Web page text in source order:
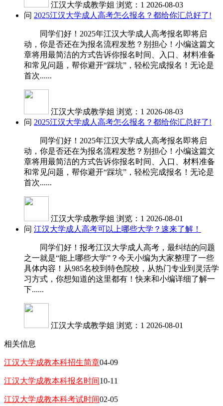
江汉大学成教学姐 浏览：1 2026-08-03
问 2025江汉大学成人高考怎么报名？都给你汇总好了!
同学们好！2025年江汉大学成人高考报名即将启
动，你是否还在为报名流程发愁？别担心！小编这篇文
章将用最简洁的方式告诉你报名时间、入口、材料准备
和常见问题，帮你避开“踩坑”，轻松完成报名！无论是
首次......
江汉大学成教学姐 浏览：1 2026-08-03
问 2025江汉大学成人高考怎么报名？都给你汇总好了!
同学们好！2025年江汉大学成人高考报名即将启
动，你是否还在为报名流程发愁？别担心！小编这篇文
章将用最简洁的方式告诉你报名时间、入口、材料准备
和常见问题，帮你避开“踩坑”，轻松完成报名！无论是
首次......
江汉大学成教学姐 浏览：1 2026-08-01
问 江汉大学成人高考可以上哪些大学？速来了解！
同学们好！报考江汉大学成人高考，最纠结的问题
之一就是“能上哪些大学”？今天小编为大家整理了一些
具体内容！从985名校到特色院校，从热门专业到灵活学
习方式，你想知道的这里都有！快来和小编详细了解一
下......
江汉大学成教学姐 浏览：1 2026-08-01
相关信息
江汉大学成教本科招生简章04-09
江汉大学成教本科报名时间10-11
江汉大学成教本科考试时间02-05